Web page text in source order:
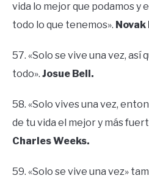
vida lo mejor que podamos y
todo lo que tenemos». Novak
57. «Solo se vive una vez, así
todo». Josue Bell.
58. «Solo vives una vez,
de tu vida el mejor y más
Charles Weeks.
59. «Solo se vive una vez»